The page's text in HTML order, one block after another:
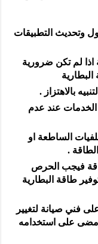
وتحديث التطبيقات
اذا لم تكن ضرورية
بالاهتزاز .
الخدمات عند عدم
الساطعة او
.
فيجب الحرص
طاقة البطارية
فني صيانة لتغيير
ومضى على استخدامه